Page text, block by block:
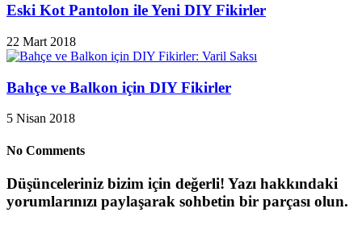
Eski Kot Pantolon ile Yeni DIY Fikirler
22 Mart 2018
Bahçe ve Balkon için DIY Fikirler
5 Nisan 2018
No Comments
Düşünceleriniz bizim için değerli! Yazı hakkındaki
yorumlarınızı paylaşarak sohbetin bir parçası olun.